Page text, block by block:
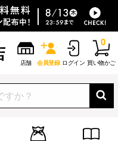
店舗 会員登録 ログイン 買い物かご
0